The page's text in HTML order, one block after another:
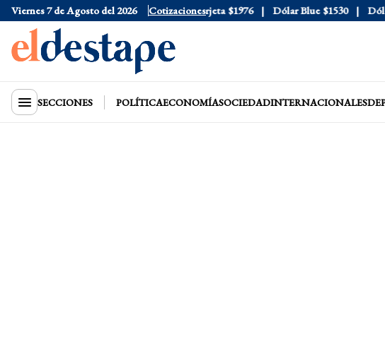
Viernes 7 de Agosto del 2026 Cotizaciones
Dólar Oficial $1520 Dólar Tarjeta $1976 Dólar Blue $1530 Dólar
SECCIONES POLÍTICAECONOMÍASOCIEDADINTERNACIONALES